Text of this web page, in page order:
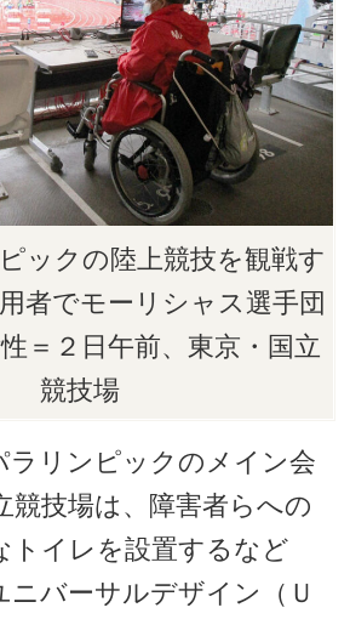
ックの陸上競技を観戦す
者でモーリシャス選手団
＝２日午前、東京・国立
競技場
リンピックのメイン会
競技場は、障害者らへの
トイレを設置するなど
ニバーサルデザイン（Ｕ